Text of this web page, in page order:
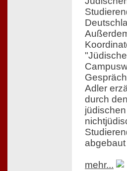
Adler
durch
mehr...